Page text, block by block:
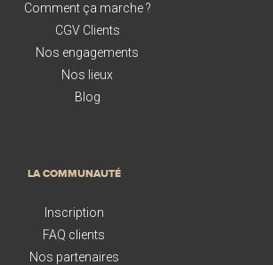
Comment ça marche ?
CGV Clients
Nos engagements
Nos lieux
Blog
LA COMMUNAUTÉ
Inscription
FAQ clients
Nos partenaires